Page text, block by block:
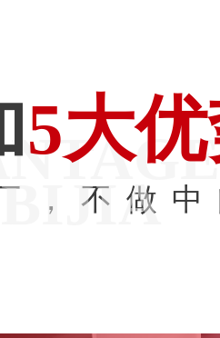
5大
BIJIA
，不做中